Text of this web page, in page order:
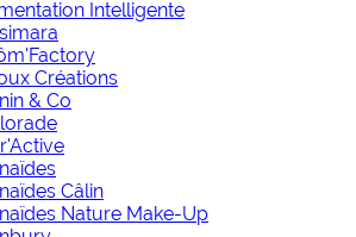
Intelligente
Créations
& Co
Câlin
Nature Make-Up